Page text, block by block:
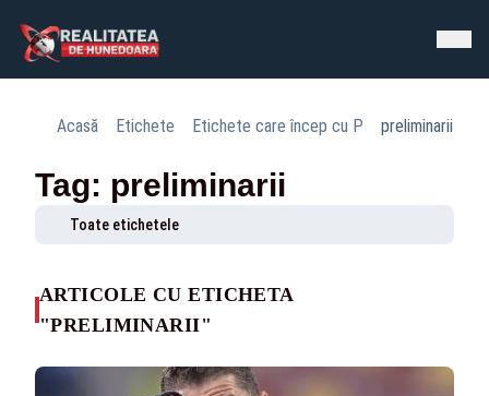
Acasă Etichete Etichete care încep cu P preliminarii
Tag: preliminarii
Toate etichetele
ARTICOLE CU ETICHETA
"PRELIMINARII"